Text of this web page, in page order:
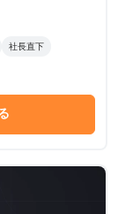
社長直下